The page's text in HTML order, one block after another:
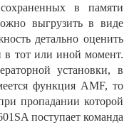
в памяти
выгрузить в виде
детально оценить
в тот или иной момент.
установки, в
функция AMF, то
пропадании которой
поступает команда